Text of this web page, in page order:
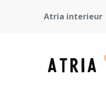
Atria interieur